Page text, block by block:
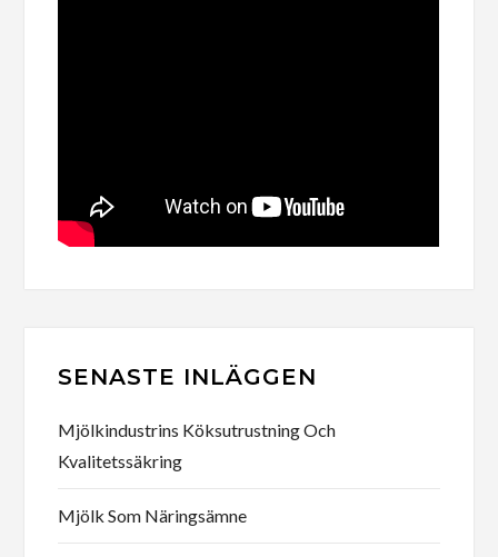
SENASTE INLÄGGEN
Mjölkindustrins Köksutrustning Och
Kvalitetssäkring
Mjölk Som Näringsämne